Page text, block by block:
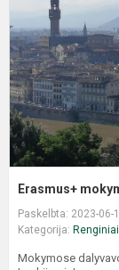
Erasmus+
Paskelbta: 2023-06-
Kategorija: Renginiai
Mokymose